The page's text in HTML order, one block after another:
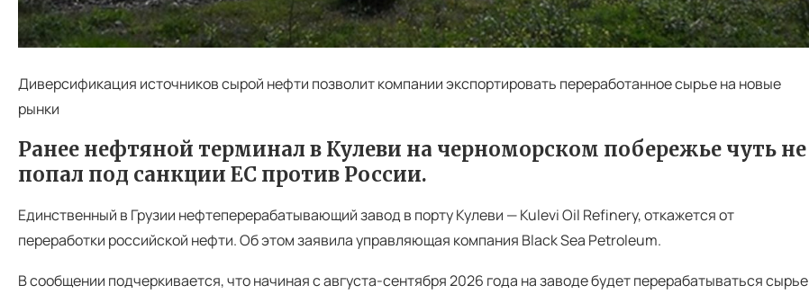
Диверсификация источников сырой нефти позволит компании экспортировать переработанное сырье на новые
рынки
Ранее нефтяной терминал в Кулеви на черноморском побережье чуть не
попал под санкции ЕС против России.
Единственный в Грузии нефтеперерабатывающий завод в порту Кулеви — Kulevi Oil Refinery, откажется от
переработки российской нефти. Об этом заявила управляющая компания Black Sea Petroleum.
В сообщении подчеркивается, что начиная с августа-сентября 2026 года на заводе будет перерабатываться сырье